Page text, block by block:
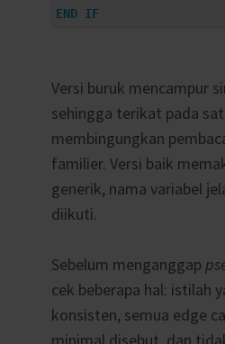
END IF
Versi buruk mencampur
sehingga terikat pada
membingungkan
familier. Versi baik
generik, nama variabel
diikuti.
Sebelum menganggap
cek beberapa hal: istilah
konsisten, semua edge